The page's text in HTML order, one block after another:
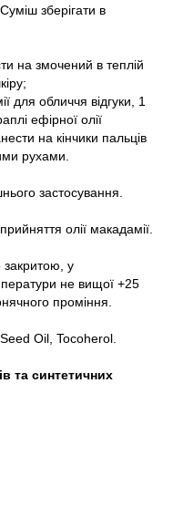
зберігати в
на змочений в теплій
для обличчя відгуки, 1
ефірної олії
на кінчики пальців
рухами.
застосування.
олії макадамії.
закритою, у
не вищої +25
проміння.
Oil, Tocoherol.
та синтетичних